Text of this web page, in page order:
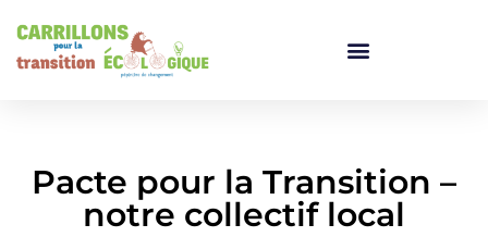
Pacte pour la Transition –
notre collectif local